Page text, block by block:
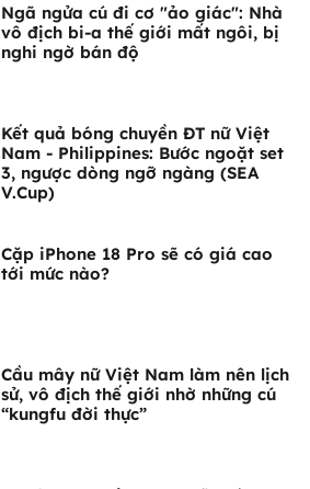
Ngã ngửa cú đi cơ "ảo giác": Nhà
vô địch bi-a thế giới mất ngôi, bị
nghi ngờ bán độ
Kết quả bóng chuyền ĐT nữ Việt
Nam - Philippines: Bước ngoặt set
3, ngược dòng ngỡ ngàng (SEA
V.Cup)
Cặp iPhone 18 Pro sẽ có giá cao
tới mức nào?
Cầu mây nữ Việt Nam làm nên lịch
sử, vô địch thế giới nhờ những cú
“kungfu đời thực”